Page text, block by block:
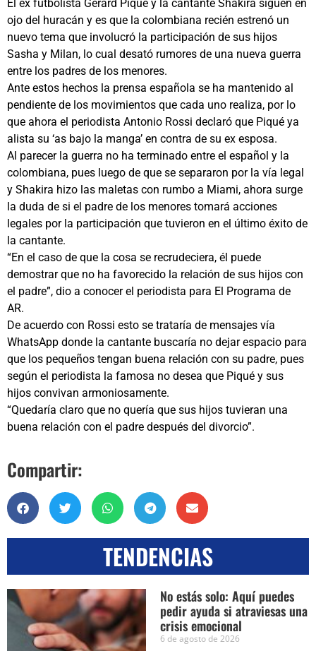
El ex futbolista Gerard Piqué y la cantante Shakira siguen en
ojo del huracán y es que la colombiana recién estrenó un
nuevo tema que involucró la participación de sus hijos
Sasha y Milan, lo cual desató rumores de una nueva guerra
entre los padres de los menores.
Ante estos hechos la prensa española se ha mantenido al
pendiente de los movimientos que cada uno realiza, por lo
que ahora el periodista Antonio Rossi declaró que Piqué ya
alista su ‘as bajo la manga’ en contra de su ex esposa.
Al parecer la guerra no ha terminado entre el español y la
colombiana, pues luego de que se separaron por la vía legal
y Shakira hizo las maletas con rumbo a Miami, ahora surge
la duda de si el padre de los menores tomará acciones
legales por la participación que tuvieron en el último éxito de
la cantante.
“En el caso de que la cosa se recrudeciera, él puede
demostrar que no ha favorecido la relación de sus hijos con
el padre”, dio a conocer el periodista para El Programa de
AR.
De acuerdo con Rossi esto se trataría de mensajes vía
WhatsApp donde la cantante buscaría no dejar espacio para
que los pequeños tengan buena relación con su padre, pues
según el periodista la famosa no desea que Piqué y sus
hijos convivan armoniosamente.
“Quedaría claro que no quería que sus hijos tuvieran una
buena relación con el padre después del divorcio”.
Compartir:
TENDENCIAS
No estás solo: Aquí puedes
pedir ayuda si atraviesas una
crisis emocional
6 de agosto de 2026